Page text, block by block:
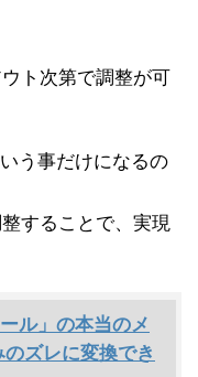
ト次第で調整が可
う事だけになるの
することで、実現
ル」の本当のメ
ズレに変換でき